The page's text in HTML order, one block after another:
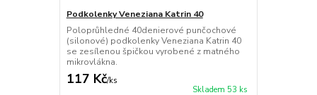
Podkolenky Veneziana Katrin 40
Poloprůhledné 40denierové punčochové
(silonové) podkolenky Veneziana Katrin 40
se zesílenou špičkou vyrobené z matného
mikrovlákna.
117 Kč/ks
Skladem 53 ks